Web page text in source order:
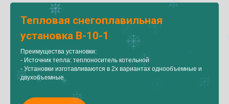
Тепловая снегоплавильная
установка В-10-1
Преимущества установки:
- Источник тепла: теплоноситель котельной
- Установки изготавливаются в 2х вариантах однообъемные и
двухобъемные